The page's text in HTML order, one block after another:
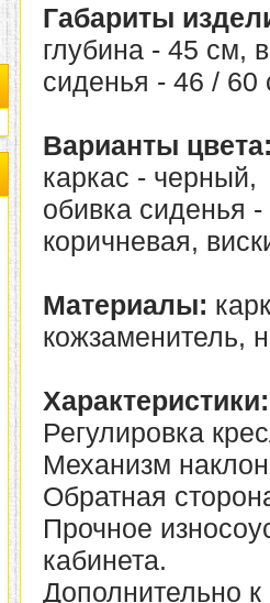
Габариты
глубина - 45 см,
сиденья - 46 / 60
Варианты
каркас - черный,
обивка сиденья
коричневая,
Материалы:
кожзаменитель,
Характеристики:
Регулировка
Механизм
Обратная
Прочное
кабинета.
Дополнительно